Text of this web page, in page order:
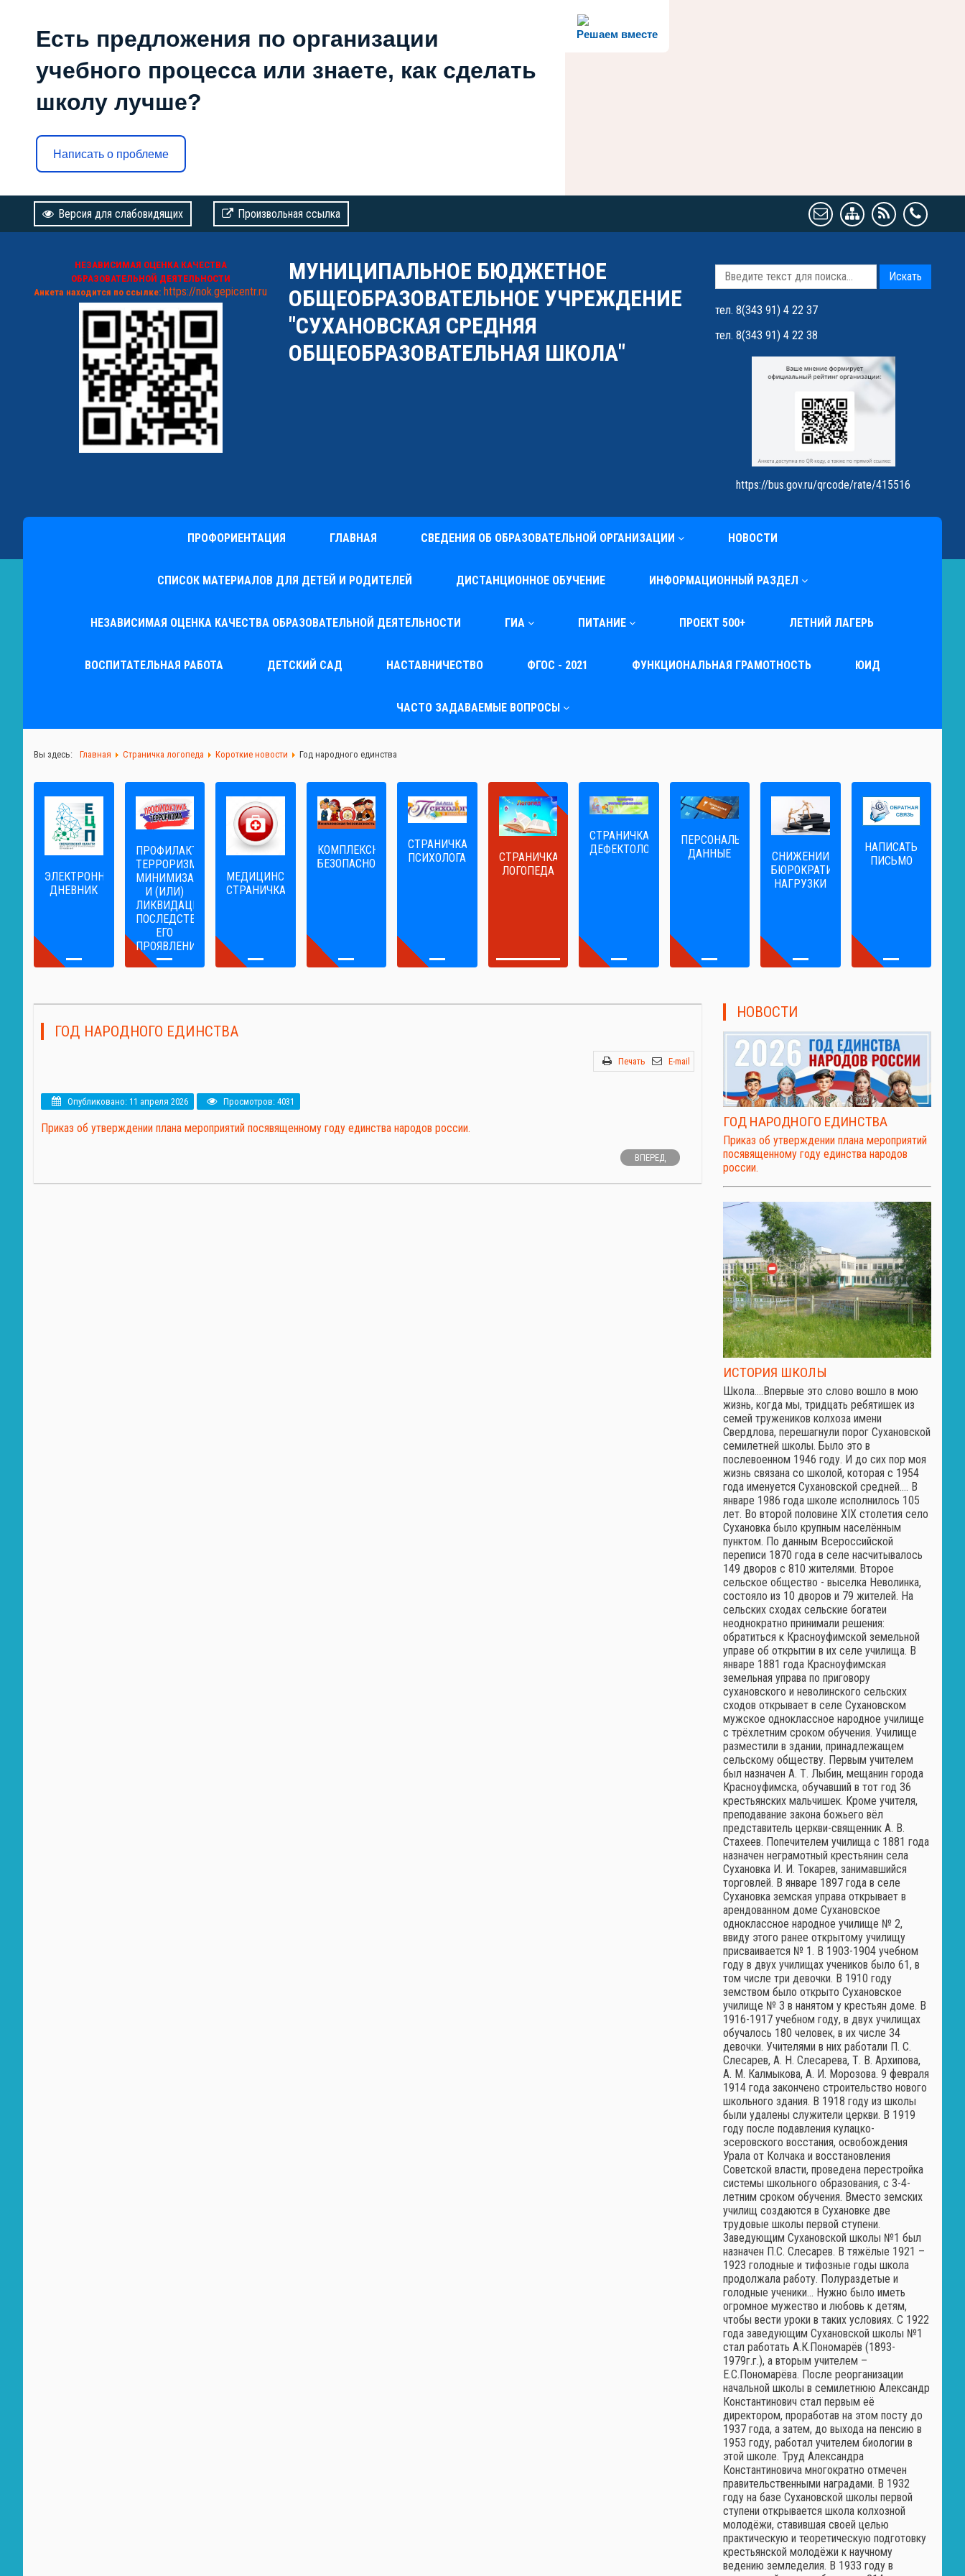
Решаем вместе
Есть предложения по организации
учебного процесса или знаете, как сделать
школу лучше?
Написать о проблеме
Версия для слабовидящих Произвольная ссылка
НЕЗАВИСИМАЯ ОЦЕНКА КАЧЕСТВА
ОБРАЗОВАТЕЛЬНОЙ ДЕЯТЕЛЬНОСТИ
Анкета находится по ссылке: https://nok.gepicentr.ru
МУНИЦИПАЛЬНОЕ БЮДЖЕТНОЕ
ОБЩЕОБРАЗОВАТЕЛЬНОЕ УЧРЕЖДЕНИЕ
"СУХАНОВСКАЯ СРЕДНЯЯ
ОБЩЕОБРАЗОВАТЕЛЬНАЯ ШКОЛА"
Искать
тел. 8(343 91) 4 22 37
тел. 8(343 91) 4 22 38
https://bus.gov.ru/qrcode/rate/415516
ПРОФОРИЕНТАЦИЯ ГЛАВНАЯ СВЕДЕНИЯ ОБ ОБРАЗОВАТЕЛЬНОЙ ОРГАНИЗАЦИИ НОВОСТИ
СПИСОК МАТЕРИАЛОВ ДЛЯ ДЕТЕЙ И РОДИТЕЛЕЙ ДИСТАНЦИОННОЕ ОБУЧЕНИЕ ИНФОРМАЦИОННЫЙ РАЗДЕЛ
НЕЗАВИСИМАЯ ОЦЕНКА КАЧЕСТВА ОБРАЗОВАТЕЛЬНОЙ ДЕЯТЕЛЬНОСТИ ГИА ПИТАНИЕ ПРОЕКТ 500+ ЛЕТНИЙ ЛАГЕРЬ
ВОСПИТАТЕЛЬНАЯ РАБОТА ДЕТСКИЙ САД НАСТАВНИЧЕСТВО ФГОС - 2021 ФУНКЦИОНАЛЬНАЯ ГРАМОТНОСТЬ ЮИД
ЧАСТО ЗАДАВАЕМЫЕ ВОПРОСЫ
Вы здесь: Главная Страничка логопеда Короткие новости Год народного единства
ЭЛЕКТРОННЫЙ
ДНЕВНИК
ПРОФИЛАКТИКА
ТЕРРОРИЗМА,
МИНИМИЗАЦИЯ
И (ИЛИ)
ЛИКВИДАЦИЯ
ПОСЛЕДСТВИЙ
ЕГО
ПРОЯВЛЕНИЙ
МЕДИЦИНСКАЯ
СТРАНИЧКА
КОМПЛЕКСНАЯ
БЕЗОПАСНОСТЬ
СТРАНИЧКА
ПСИХОЛОГА
СТРАНИЧКА
ЛОГОПЕДА
СТРАНИЧКА
ДЕФЕКТОЛОГА
ПЕРСОНАЛЬНЫЕ
ДАННЫЕ
CНИЖЕНИИ
БЮРОКРАТИЧЕСКОЙ
НАГРУЗКИ
НАПИСАТЬ
ПИСЬМО
ГОД НАРОДНОГО ЕДИНСТВА
Печать E-mail
Опубликовано: 11 апреля 2026 Просмотров: 4031
Приказ об утверждении плана мероприятий посявященному году единства народов россии.
ВПЕРЕД
НОВОСТИ
ГОД НАРОДНОГО ЕДИНСТВА
Приказ об утверждении плана мероприятий
посявященному году единства народов
россии.
ИСТОРИЯ ШКОЛЫ
Школа.…Впервые это слово вошло в мою
жизнь, когда мы, тридцать ребятишек из
семей тружеников колхоза имени
Свердлова, перешагнули порог Сухановской
семилетней школы. Было это в
послевоенном 1946 году. И до сих пор моя
жизнь связана со школой, которая с 1954
года именуется Сухановской средней.… В
январе 1986 года школе исполнилось 105
лет. Во второй половине XIX столетия село
Сухановка было крупным населённым
пунктом. По данным Всероссийской
переписи 1870 года в селе насчитывалось
149 дворов с 810 жителями. Второе
сельское общество - выселка Неволинка,
состояло из 10 дворов и 79 жителей. На
сельских сходах сельские богатеи
неоднократно принимали решения:
обратиться к Красноуфимской земельной
управе об открытии в их селе училища. В
январе 1881 года Красноуфимская
земельная управа по приговору
сухановского и неволинского сельских
сходов открывает в селе Сухановском
мужское одноклассное народное училище
с трёхлетним сроком обучения. Училище
разместили в здании, принадлежащем
сельскому обществу. Первым учителем
был назначен А. Т. Лыбин, мещанин города
Красноуфимска, обучавший в тот год 36
крестьянских мальчишек. Кроме учителя,
преподавание закона божьего вёл
представитель церкви-священник А. В.
Стахеев. Попечителем училища с 1881 года
назначен неграмотный крестьянин села
Сухановка И. И. Токарев, занимавшийся
торговлей. В январе 1897 года в селе
Сухановка земская управа открывает в
арендованном доме Сухановское
одноклассное народное училище № 2,
ввиду этого ранее открытому училищу
присваивается № 1. В 1903-1904 учебном
году в двух училищах учеников было 61, в
том числе три девочки. В 1910 году
земством было открыто Сухановское
училище № 3 в нанятом у крестьян доме. В
1916-1917 учебном году, в двух училищах
обучалось 180 человек, в их числе 34
девочки. Учителями в них работали П. С.
Слесарев, А. Н. Слесарева, Т. В. Архипова,
А. М. Калмыкова, А. И. Морозова. 9 февраля
1914 года закончено строительство нового
школьного здания. В 1918 году из школы
были удалены служители церкви. В 1919
году после подавления кулацко-
эсеровского восстания, освобождения
Урала от Колчака и восстановления
Советской власти, проведена перестройка
системы школьного образования, с 3-4-
летним сроком обучения. Вместо земских
училищ создаются в Сухановке две
трудовые школы первой ступени.
Заведующим Сухановской школы №1 был
назначен П.С. Слесарев. В тяжёлые 1921 –
1923 голодные и тифозные годы школа
продолжала работу. Полураздетые и
голодные ученики… Нужно было иметь
огромное мужество и любовь к детям,
чтобы вести уроки в таких условиях. С 1922
года заведующим Сухановской школы №1
стал работать А.К.Пономарёв (1893-
1979г.г.), а вторым учителем –
Е.С.Пономарёва. После реорганизации
начальной школы в семилетнюю Александр
Константинович стал первым её
директором, проработав на этом посту до
1937 года, а затем, до выхода на пенсию в
1953 году, работал учителем биологии в
этой школе. Труд Александра
Константиновича многократно отмечен
правительственными наградами. В 1932
году на базе Сухановской школы первой
ступени открывается школа колхозной
молодёжи, ставившая своей целью
практическую и теоретическую подготовку
крестьянской молодёжи к научному
ведению земледелия. В 1933 году в